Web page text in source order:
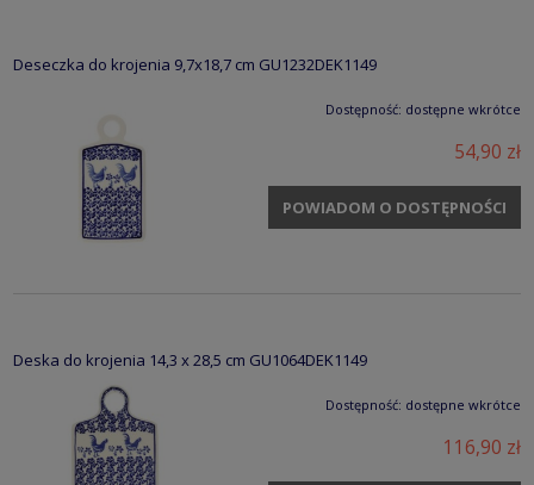
Deseczka do krojenia 9,7x18,7 cm GU1232DEK1149
Dostępność: dostępne wkrótce
54,90 zł
POWIADOM O DOSTĘPNOŚCI
Deska do krojenia 14,3 x 28,5 cm GU1064DEK1149
Dostępność: dostępne wkrótce
116,90 zł